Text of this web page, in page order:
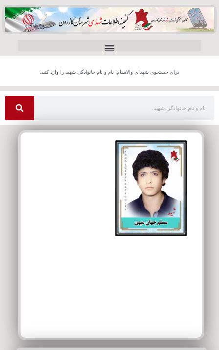
برای جستجوی شهدای والامقام، نام و نام خانوادگی شهید را وارد کنید.